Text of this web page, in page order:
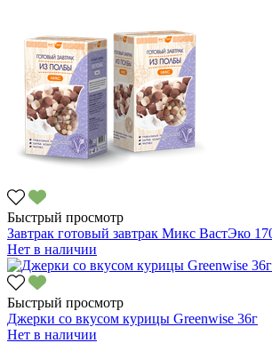
Быстрый просмотр
Завтрак готовый завтрак Микс ВастЭко
Нет в наличии
Быстрый просмотр
Джерки со вкусом курицы Greenwise 36г
Нет в наличии